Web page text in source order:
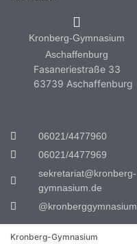
Kronberg-Gymnasium
Aschaffenburg
Fasaneriestraße 33
63739 Aschaffenburg
06021/4477960
06021/4477969
sekretariat@kronberg-
gymnasium.de
@kronberggymnasium
Kronberg-Gymnasium